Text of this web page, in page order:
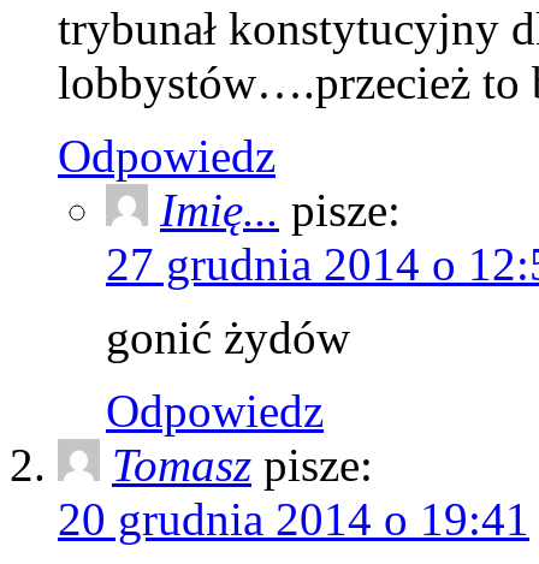
trybunał konstytucyjny
lobbystów….przecież to
Odpowiedz
Imię... pisze:
27 grudnia 2014 o
gonić żydów
Odpowiedz
Tomasz pisze:
20 grudnia 2014 o 19:41